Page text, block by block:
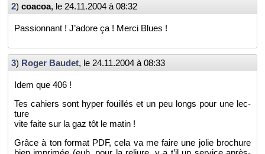
2) coa­coa, le 24.11.2004 à 08:32
Pas­sion­nant ! J’adore ça ! Merci Blues !
3) Roger Bau­det, le 24.11.2004 à 08:33
Idem que 406 !
Tes ca­hiers sont hyper fouillés et un peu longs pour une lec­
ture
vite faite sur la gaz tôt le matin !
Grâce à ton for­mat PDF, cela va me faire une jolie bro­chure